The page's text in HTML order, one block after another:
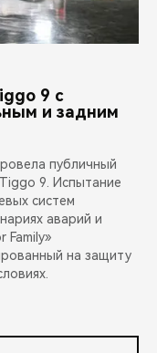
9 с
и задним
публичный
9. Испытание
систем
аварий и
Family»
на защиту